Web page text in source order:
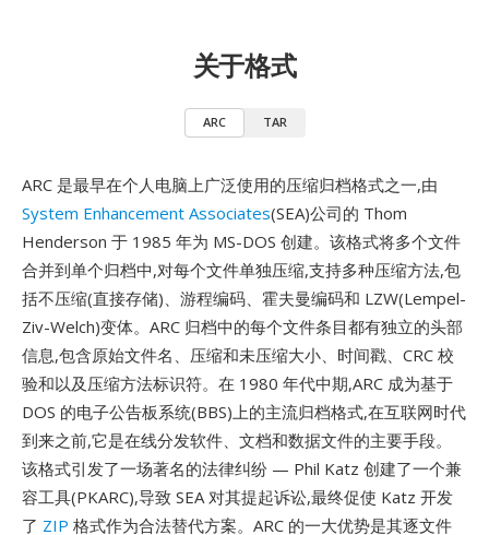
关于格式
ARC TAR
ARC 是最早在个人电脑上广泛使用的压缩归档格式之一,由
System Enhancement Associates(SEA)公司的 Thom
Henderson 于 1985 年为 MS-DOS 创建。该格式将多个文件
合并到单个归档中,对每个文件单独压缩,支持多种压缩方法,包
括不压缩(直接存储)、游程编码、霍夫曼编码和 LZW(Lempel-
Ziv-Welch)变体。ARC 归档中的每个文件条目都有独立的头部
信息,包含原始文件名、压缩和未压缩大小、时间戳、CRC 校
验和以及压缩方法标识符。在 1980 年代中期,ARC 成为基于
DOS 的电子公告板系统(BBS)上的主流归档格式,在互联网时代
到来之前,它是在线分发软件、文档和数据文件的主要手段。
该格式引发了一场著名的法律纠纷 — Phil Katz 创建了一个兼
容工具(PKARC),导致 SEA 对其提起诉讼,最终促使 Katz 开发
了 ZIP 格式作为合法替代方案。ARC 的一大优势是其逐文件